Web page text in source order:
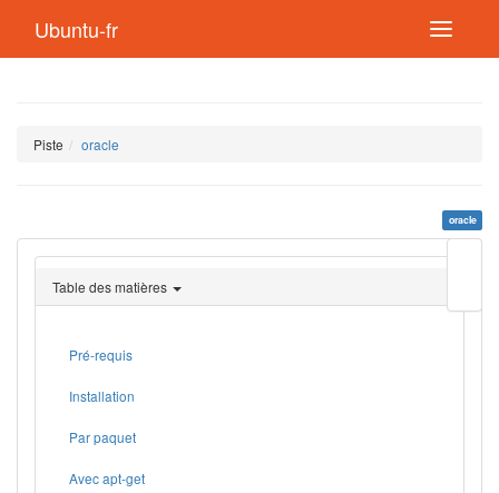
Ubuntu-fr
Piste oracle
oracle
page
Table des matières
Pré-requis
Installation
Par paquet
Avec apt-get